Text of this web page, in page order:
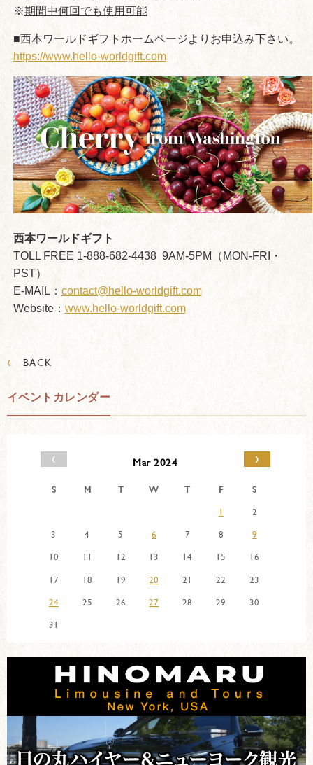
※期間中何回でも使用可能
■西本ワールドギフトホームページよりお申込み下さい。
https://www.hello-worldgift.com
西本ワールドギフト
TOLL FREE 1-888-682-4438 9AM-5PM（MON-FRI・
PST）
E-MAIL： contact@hello-worldgift.com
Website： www.hello-worldgift.com
‹ BACK
イベントカレンダー
‹ Mar 2024 ›
S M T W T F
S
1
2
3
4 5 6 7 8
9
10
11 12 13 14 15
16
17
18 19 20 21 22
23
24
25 26 27 28 29
30
31